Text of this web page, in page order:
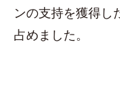
ンの支持を獲得し
占めました。